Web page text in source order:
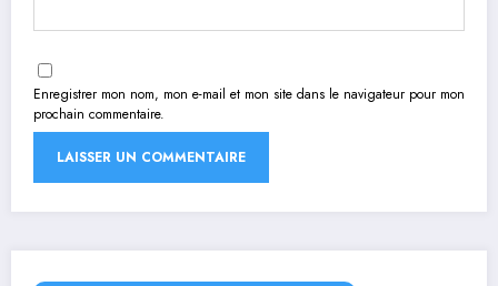
Enregistrer mon nom, mon e-mail et mon site dans le navigateur pour mon
prochain commentaire.